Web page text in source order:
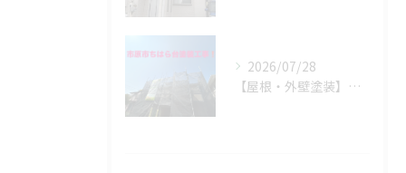
2026/07/28
【屋根・外壁塗装】着工しました❗️